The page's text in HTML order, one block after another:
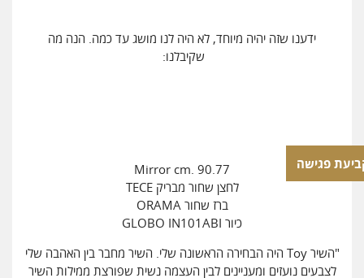
ידענו שזה יהיה מיוחד, לא היה לנו מושג עד כמה. הנה מה
שקיבלנו:
Mirror cm. 90.77
לחצן שחור מבריק TECE
ברז שחור ORAMA
כיור GLOBO IN101ABI
"השיר Toy היה הבחירה הראשונה שלי. השיר מחבר בין האהבה שלי
לצבעים נועזים ומעניינים לבין העצמה נשית שפורצת ממילות השיר
פגישה